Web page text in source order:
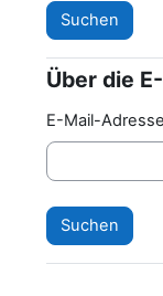
Über die
Über die
E-Mail-Adresse